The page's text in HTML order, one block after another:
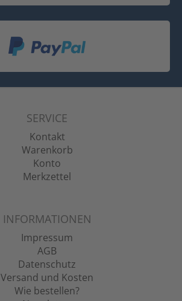
SERVICE
Kontakt
Warenkorb
Konto
Merkzettel
INFORMATIONEN
Impressum
AGB
Datenschutz
Versand und Kosten
Wie bestellen?